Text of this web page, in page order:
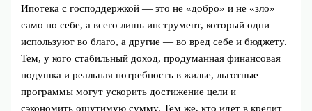
Ипотека с господдержкой — это не «добро» и не «зло»
само по себе, а всего лишь инструмент, который одни
используют во благо, а другие — во вред себе и бюджету.
Тем, у кого стабильный доход, продуманная финансовая
подушка и реальная потребность в жилье, льготные
программы могут ускорить достижение цели и
сэкономить ощутимую сумму. Тем же, кто идет в кредит